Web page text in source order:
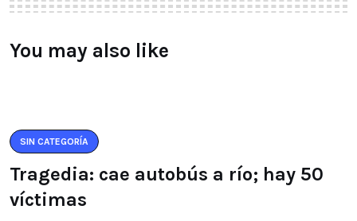
You may also like
SIN CATEGORÍA
Tragedia: cae autobús a río; hay 50
víctimas